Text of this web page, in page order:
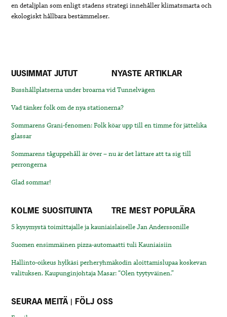
en detaljplan som enligt stadens strategi innehåller klimatsmarta och
ekologiskt hållbara bestämmelser.
UUSIMMAT JUTUT NYASTE ARTIKLAR
Busshållplatserna under broarna vid Tunnelvägen
Vad tänker folk om de nya stationerna?
Sommarens Grani-fenomen: Folk köar upp till en timme för jättelika
glassar
Sommarens tåguppehåll är över – nu är det lättare att ta sig till
perrongerna
Glad sommar!
KOLME SUOSITUINTA TRE MEST POPULÄRA
5 kysymystä toimittajalle ja kauniaislaiselle Jan Anderssonille
Suomen ensimmäinen pizza-automaatti tuli Kauniaisiin
Hallinto-oikeus hylkäsi perheryhmäkodin aloittamislupaa koskevan
valituksen. Kaupunginjohtaja Masar: “Olen tyytyväinen.”
SEURAA MEITÄ | FÖLJ OSS